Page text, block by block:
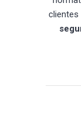
clientes